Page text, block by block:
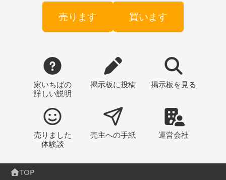
売ります 買います
家いちばの
詳しい説明
掲示板に投稿 掲示板 を見る
売りました
体験談
売主への手紙 運営会社
TOP